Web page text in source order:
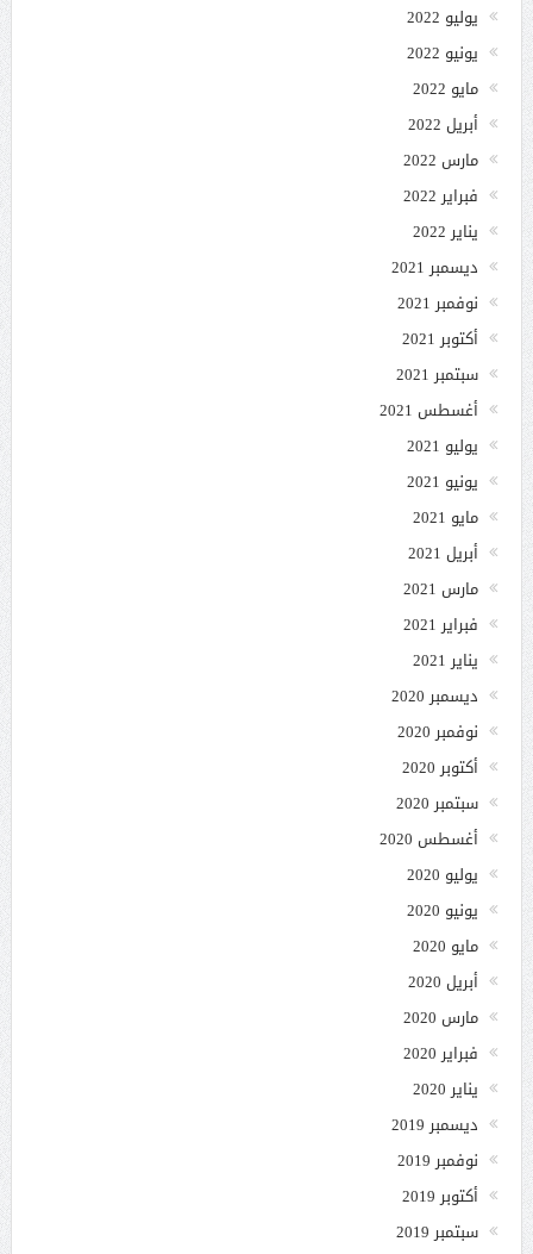
يوليو 2022
يونيو 2022
مايو 2022
أبريل 2022
مارس 2022
فبراير 2022
يناير 2022
ديسمبر 2021
نوفمبر 2021
أكتوبر 2021
سبتمبر 2021
أغسطس 2021
يوليو 2021
يونيو 2021
مايو 2021
أبريل 2021
مارس 2021
فبراير 2021
يناير 2021
ديسمبر 2020
نوفمبر 2020
أكتوبر 2020
سبتمبر 2020
أغسطس 2020
يوليو 2020
يونيو 2020
مايو 2020
أبريل 2020
مارس 2020
فبراير 2020
يناير 2020
ديسمبر 2019
نوفمبر 2019
أكتوبر 2019
سبتمبر 2019